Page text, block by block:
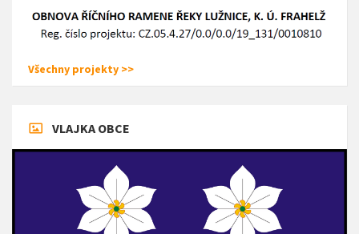
Všechny projekty >>
VLAJKA OBCE